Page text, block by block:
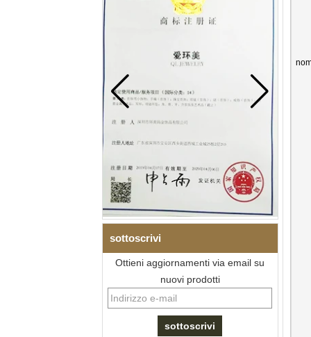
sottoscrivi
Ottieni aggiornamenti via email su
nuovi prodotti
Bracciale da uomo a maglie I
in acciaio inossidabile 304
con zirconi neri in ceramica,
chiusura deployante a